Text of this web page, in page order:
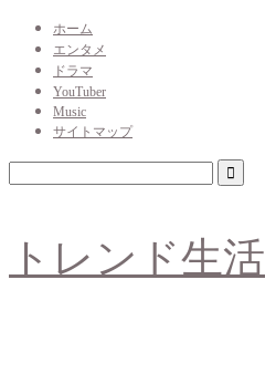
ホーム
エンタメ
ドラマ
YouTuber
Music
サイトマップ
トレンド生活